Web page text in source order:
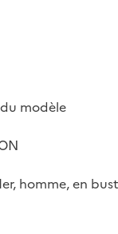
modèle
homme, en